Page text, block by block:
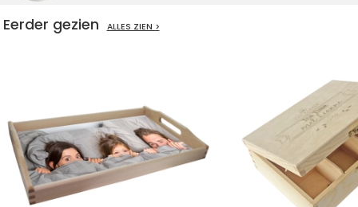
Eerder gezien ALLES ZIEN >